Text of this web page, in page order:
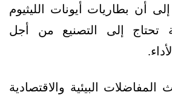
أن بطاريات أيونات الليثيوم
تحتاج إلى التصنيع من أجل
البيئية والاقتصادية